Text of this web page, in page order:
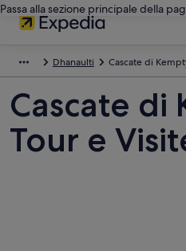
Passa alla sezione principale della
Dhanaulti Cascate di
Cascate di
Tour e